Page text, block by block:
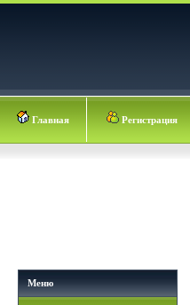
Главная Регистрация
Меню